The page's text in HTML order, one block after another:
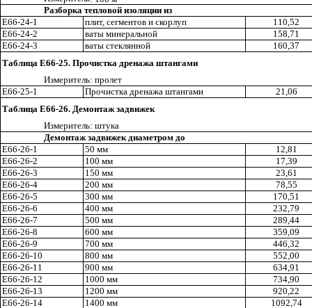
Разборка тепловой изоляции из
Е66-24-1
плит, сегментов и скорлуп
110,52
Е66-24-2
ваты минеральной
158,71
Е66-24-3
ваты стеклянной 160,37
Таблица Е66-25. Прочистка дренажа штангами
Измеритель: пролет
Е66-25-1 Прочистка дренажа штангами 21,06
Таблица Е66-26. Демонтаж задвижек
Измеритель: штука
Демонтаж задвижек диаметром до
Е66-26-1
50 мм
12,81
Е66-26-2
100 мм
17,39
Е66-26-3
150 мм 23,61
Е66-26-4
200 мм
78,55
Е66-26-5
300 мм
170,51
Е66-26-6
400 мм
232,79
Е66-26-7
500 мм
289,44
Е66-26-8
600 мм
359,09
Е66-26-9
700 мм
446,32
Е66-26-10 800 мм 552,00
Е66-26-11
900 мм 634,91
Е66-26-12 1000 мм
734,90
Е66-26-13 1200 мм 920,22
Е66-26-14
1400 мм
1092,74